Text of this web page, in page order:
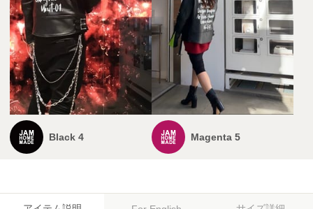
Black 4 Magenta 5